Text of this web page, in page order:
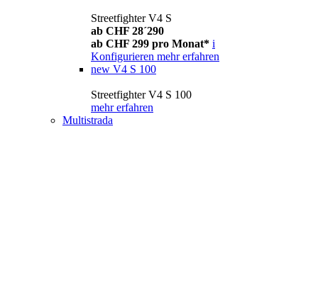
Streetfighter V4 S
ab CHF 28´290
ab CHF 299 pro Monat* i
Konfigurieren mehr erfahren
new V4 S 100
Streetfighter V4 S 100
mehr erfahren
Multistrada